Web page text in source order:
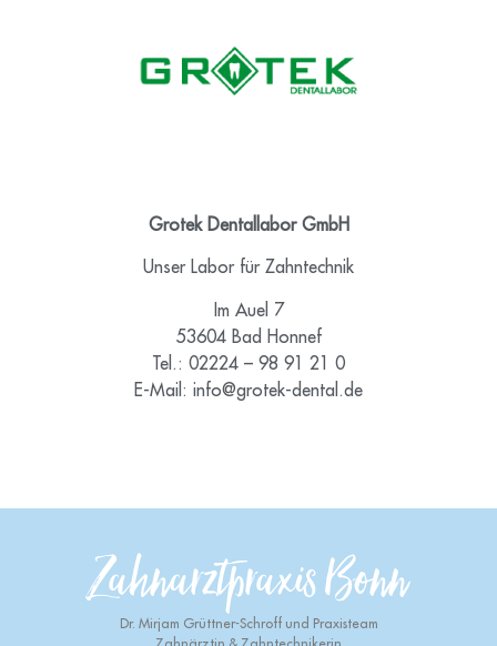
Grotek Dentallabor GmbH
Unser Labor für Zahntechnik
Im Auel 7
53604 Bad Honnef
Tel.: 02224 – 98 91 21 0
E-Mail: info@grotek-dental.de
Zahnarztpraxis Bonn
Dr. Mirjam Grüttner-Schroff und Praxisteam